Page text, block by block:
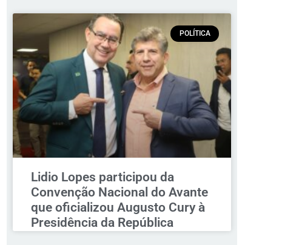
POLÍTICA
Lidio Lopes participou da
Convenção Nacional do Avante
que oficializou Augusto Cury à
Presidência da República